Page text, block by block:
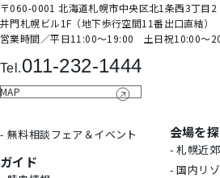
〒060-0001 北海道札幌市中央区北1条⻄3丁⽬2
井⾨札幌ビル1F（地下歩⾏空間11番出⼝直結）
営業時間∕平日11:00～19:00 土日祝10:00～
Tel.011-232-1444
MAP
- 無料相談フェア＆イベント
ガイド
会場を
- 札幌近
- 国内リ